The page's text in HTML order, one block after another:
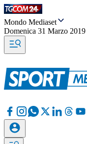
Mondo Mediaset
Domenica 31 Marzo 2019